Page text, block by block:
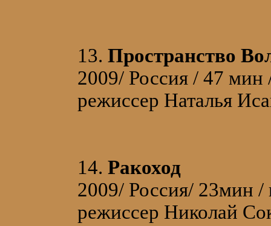
13. Пространство
2009/ Россия / 47
режиссер Наталья
14. Ракоход
2009/ Россия/ 23мин /
режиссер Николай